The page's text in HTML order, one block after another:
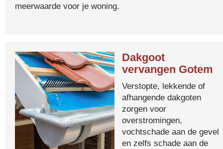
meerwaarde voor je woning.
Dakgoot
vervangen Gotem
Verstopte, lekkende of
afhangende dakgoten
zorgen voor
overstromingen,
vochtschade aan de gevel
en zelfs schade aan de